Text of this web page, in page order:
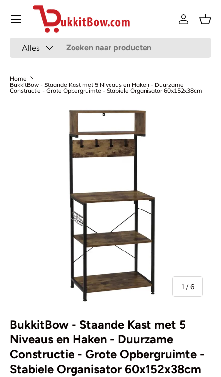
Ga naar inhoud
Alles
Inloggen
Menu
Home
BukkitBow - Staande Kast met 5 Niveaus en Haken - Duurzame
Constructie - Grote Opbergruimte - Stabiele Organisator 60x152x38cm
1 /van
6
BukkitBow - Staande Kast met 5
Niveaus en Haken - Duurzame
Constructie - Grote Opbergruimte -
Stabiele Organisator 60x152x38cm